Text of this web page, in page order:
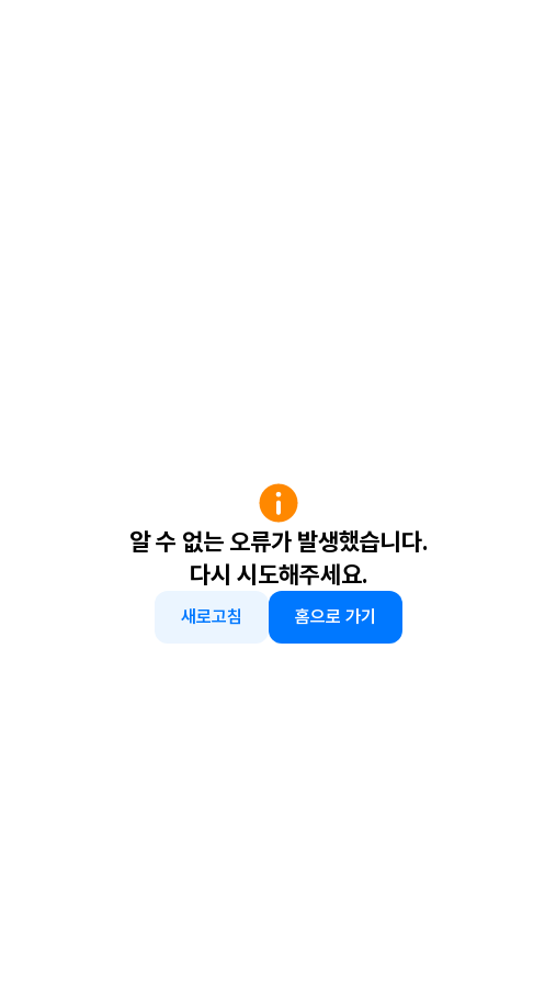
알 수 없는 오류가 발생했습니다.
다시 시도해주세요.
새로고침 홈으로 가기